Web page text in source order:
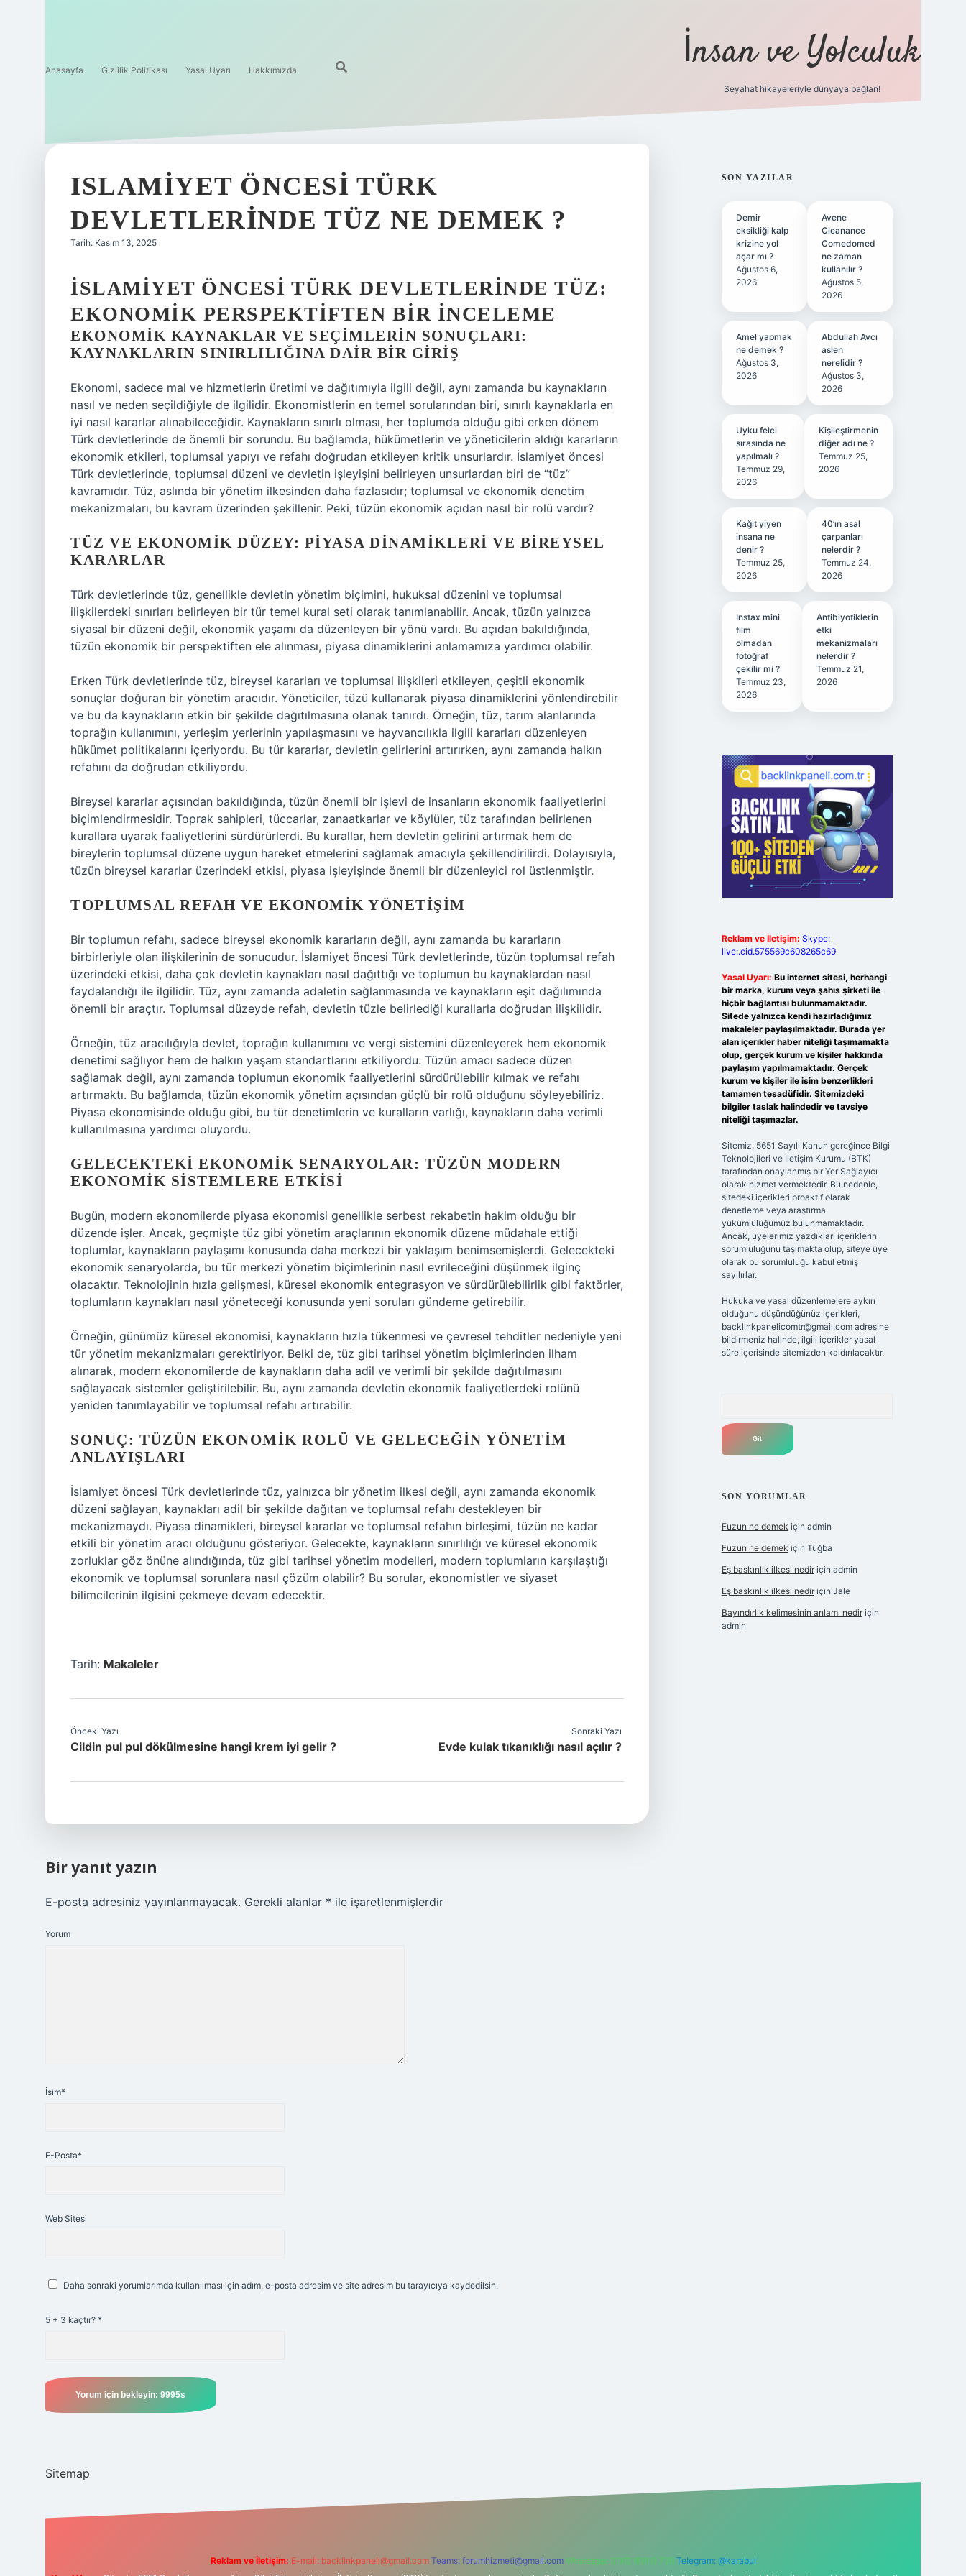
Anasayfa Gizlilik Politikası Yasal Uyarı Hakkımızda İnsan ve Yolculuk
Seyahat hikayeleriyle dünyaya bağlan!
ISLAMIYET ÖNCESI TÜRK
DEVLETLERINDE TÜZ NE DEMEK ?
Tarih: Kasım 13, 2025
İSLAMIYET ÖNCESI TÜRK DEVLETLERINDE TÜZ:
EKONOMIK PERSPEKTIFTEN BIR İNCELEME
EKONOMIK KAYNAKLAR VE SEÇIMLERIN SONUÇLARI:
KAYNAKLARIN SINIRLILIĞINA DAIR BIR GIRIŞ
Ekonomi, sadece mal ve hizmetlerin üretimi ve dağıtımıyla ilgili değil, aynı zamanda bu kaynakların
nasıl ve neden seçildiğiyle de ilgilidir. Ekonomistlerin en temel sorularından biri, sınırlı kaynaklarla en
iyi nasıl kararlar alınabileceğidir. Kaynakların sınırlı olması, her toplumda olduğu gibi erken dönem
Türk devletlerinde de önemli bir sorundu. Bu bağlamda, hükümetlerin ve yöneticilerin aldığı kararların
ekonomik etkileri, toplumsal yapıyı ve refahı doğrudan etkileyen kritik unsurlardır. İslamiyet öncesi
Türk devletlerinde, toplumsal düzeni ve devletin işleyişini belirleyen unsurlardan biri de “tüz”
kavramıdır. Tüz, aslında bir yönetim ilkesinden daha fazlasıdır; toplumsal ve ekonomik denetim
mekanizmaları, bu kavram üzerinden şekillenir. Peki, tüzün ekonomik açıdan nasıl bir rolü vardır?
TÜZ VE EKONOMIK DÜZEY: PIYASA DINAMIKLERI VE BIREYSEL
KARARLAR
Türk devletlerinde tüz, genellikle devletin yönetim biçimini, hukuksal düzenini ve toplumsal
ilişkilerdeki sınırları belirleyen bir tür temel kural seti olarak tanımlanabilir. Ancak, tüzün yalnızca
siyasal bir düzeni değil, ekonomik yaşamı da düzenleyen bir yönü vardı. Bu açıdan bakıldığında,
tüzün ekonomik bir perspektiften ele alınması, piyasa dinamiklerini anlamamıza yardımcı olabilir.
Erken Türk devletlerinde tüz, bireysel kararları ve toplumsal ilişkileri etkileyen, çeşitli ekonomik
sonuçlar doğuran bir yönetim aracıdır. Yöneticiler, tüzü kullanarak piyasa dinamiklerini yönlendirebilir
ve bu da kaynakların etkin bir şekilde dağıtılmasına olanak tanırdı. Örneğin, tüz, tarım alanlarında
toprağın kullanımını, yerleşim yerlerinin yapılaşmasını ve hayvancılıkla ilgili kararları düzenleyen
hükümet politikalarını içeriyordu. Bu tür kararlar, devletin gelirlerini artırırken, aynı zamanda halkın
refahını da doğrudan etkiliyordu.
Bireysel kararlar açısından bakıldığında, tüzün önemli bir işlevi de insanların ekonomik faaliyetlerini
biçimlendirmesidir. Toprak sahipleri, tüccarlar, zanaatkarlar ve köylüler, tüz tarafından belirlenen
kurallara uyarak faaliyetlerini sürdürürlerdi. Bu kurallar, hem devletin gelirini artırmak hem de
bireylerin toplumsal düzene uygun hareket etmelerini sağlamak amacıyla şekillendirilirdi. Dolayısıyla,
tüzün bireysel kararlar üzerindeki etkisi, piyasa işleyişinde önemli bir düzenleyici rol üstlenmiştir.
TOPLUMSAL REFAH VE EKONOMIK YÖNETIŞIM
Bir toplumun refahı, sadece bireysel ekonomik kararların değil, aynı zamanda bu kararların
birbirleriyle olan ilişkilerinin de sonucudur. İslamiyet öncesi Türk devletlerinde, tüzün toplumsal refah
üzerindeki etkisi, daha çok devletin kaynakları nasıl dağıttığı ve toplumun bu kaynaklardan nasıl
faydalandığı ile ilgilidir. Tüz, aynı zamanda adaletin sağlanmasında ve kaynakların eşit dağılımında
önemli bir araçtır. Toplumsal düzeyde refah, devletin tüzle belirlediği kurallarla doğrudan ilişkilidir.
Örneğin, tüz aracılığıyla devlet, toprağın kullanımını ve vergi sistemini düzenleyerek hem ekonomik
denetimi sağlıyor hem de halkın yaşam standartlarını etkiliyordu. Tüzün amacı sadece düzen
sağlamak değil, aynı zamanda toplumun ekonomik faaliyetlerini sürdürülebilir kılmak ve refahı
artırmaktı. Bu bağlamda, tüzün ekonomik yönetim açısından güçlü bir rolü olduğunu söyleyebiliriz.
Piyasa ekonomisinde olduğu gibi, bu tür denetimlerin ve kuralların varlığı, kaynakların daha verimli
kullanılmasına yardımcı oluyordu.
GELECEKTEKI EKONOMIK SENARYOLAR: TÜZÜN MODERN
EKONOMIK SISTEMLERE ETKISI
Bugün, modern ekonomilerde piyasa ekonomisi genellikle serbest rekabetin hakim olduğu bir
düzende işler. Ancak, geçmişte tüz gibi yönetim araçlarının ekonomik düzene müdahale ettiği
toplumlar, kaynakların paylaşımı konusunda daha merkezi bir yaklaşım benimsemişlerdi. Gelecekteki
ekonomik senaryolarda, bu tür merkezi yönetim biçimlerinin nasıl evrileceğini düşünmek ilginç
olacaktır. Teknolojinin hızla gelişmesi, küresel ekonomik entegrasyon ve sürdürülebilirlik gibi faktörler,
toplumların kaynakları nasıl yöneteceği konusunda yeni soruları gündeme getirebilir.
Örneğin, günümüz küresel ekonomisi, kaynakların hızla tükenmesi ve çevresel tehditler nedeniyle yeni
tür yönetim mekanizmaları gerektiriyor. Belki de, tüz gibi tarihsel yönetim biçimlerinden ilham
alınarak, modern ekonomilerde de kaynakların daha adil ve verimli bir şekilde dağıtılmasını
sağlayacak sistemler geliştirilebilir. Bu, aynı zamanda devletin ekonomik faaliyetlerdeki rolünü
yeniden tanımlayabilir ve toplumsal refahı artırabilir.
SONUÇ: TÜZÜN EKONOMIK ROLÜ VE GELECEĞIN YÖNETIM
ANLAYIŞLARI
İslamiyet öncesi Türk devletlerinde tüz, yalnızca bir yönetim ilkesi değil, aynı zamanda ekonomik
düzeni sağlayan, kaynakları adil bir şekilde dağıtan ve toplumsal refahı destekleyen bir
mekanizmaydı. Piyasa dinamikleri, bireysel kararlar ve toplumsal refahın birleşimi, tüzün ne kadar
etkili bir yönetim aracı olduğunu gösteriyor. Gelecekte, kaynakların sınırlılığı ve küresel ekonomik
zorluklar göz önüne alındığında, tüz gibi tarihsel yönetim modelleri, modern toplumların karşılaştığı
ekonomik ve toplumsal sorunlara nasıl çözüm olabilir? Bu sorular, ekonomistler ve siyaset
bilimcilerinin ilgisini çekmeye devam edecektir.
Tarih: Makaleler
Önceki Yazı
Cildin pul pul dökülmesine hangi krem iyi gelir ?
Sonraki Yazı
Evde kulak tıkanıklığı nasıl açılır ?
Bir yanıt yazın
E-posta adresiniz yayınlanmayacak. Gerekli alanlar * ile işaretlenmişlerdir
Yorum
İsim*
E-Posta*
Web Sitesi
Daha sonraki yorumlarımda kullanılması için adım, e-posta adresim ve site adresim bu tarayıcıya kaydedilsin.
5 + 3 kaçtır? *
Sitemap
SIDEBAR
SON YAZILAR
Demir
eksikliği kalp
krizine yol
açar mı ?
Ağustos 6,
2026
Avene
Cleanance
Comedomed
ne zaman
kullanılır ?
Ağustos 5,
2026
Amel yapmak
ne demek ?
Ağustos 3,
2026
Abdullah Avcı
aslen
nerelidir ?
Ağustos 3,
2026
Uyku felci
sırasında ne
yapılmalı ?
Temmuz 29,
2026
Kişileştirmenin
diğer adı ne ?
Temmuz 25,
2026
Kağıt yiyen
insana ne
denir ?
Temmuz 25,
2026
40’ın asal
çarpanları
nelerdir ?
Temmuz 24,
2026
Instax mini
film
olmadan
fotoğraf
çekilir mi ?
Temmuz 23,
2026
Antibiyotiklerin
etki
mekanizmaları
nelerdir ?
Temmuz 21,
2026
Reklam ve İletişim: Skype:
live:.cid.575569c608265c69
Yasal Uyarı: Bu internet sitesi, herhangi
bir marka, kurum veya şahıs şirketi ile
hiçbir bağlantısı bulunmamaktadır.
Sitede yalnızca kendi hazırladığımız
makaleler paylaşılmaktadır. Burada yer
alan içerikler haber niteliği taşımamakta
olup, gerçek kurum ve kişiler hakkında
paylaşım yapılmamaktadır. Gerçek
kurum ve kişiler ile isim benzerlikleri
tamamen tesadüfidir. Sitemizdeki
bilgiler taslak halindedir ve tavsiye
niteliği taşımazlar.
Sitemiz, 5651 Sayılı Kanun gereğince Bilgi
Teknolojileri ve İletişim Kurumu (BTK)
tarafından onaylanmış bir Yer Sağlayıcı
olarak hizmet vermektedir. Bu nedenle,
sitedeki içerikleri proaktif olarak
denetleme veya araştırma
yükümlülüğümüz bulunmamaktadır.
Ancak, üyelerimiz yazdıkları içeriklerin
sorumluluğunu taşımakta olup, siteye üye
olarak bu sorumluluğu kabul etmiş
sayılırlar.
Hukuka ve yasal düzenlemelere aykırı
olduğunu düşündüğünüz içerikleri,
backlinkpanelicomtr@gmail.comadresine
bildirmeniz halinde, ilgili içerikler yasal
süre içerisinde sitemizden kaldırılacaktır.
SON YORUMLAR
Fuzun ne demek için admin
Fuzun ne demek için Tuğba
Eş baskınlık ilkesi nediriçin admin
Eş baskınlık ilkesi nediriçin Jale
Bayındırlık kelimesinin anlamı nediriçin
admin
Reklam ve İletişim: E-mail: backlinkpaneli@gmail.com Teams: forumhizmeti@gmail.com Whatsapp: 0262 606 0 726 Telegram: @karabul